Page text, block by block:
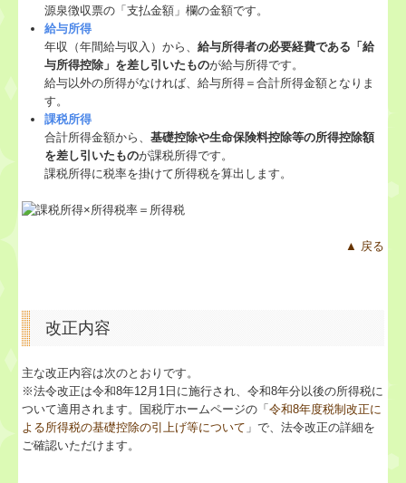
マイナンバーQ&A特集
過去のセミナー
個人情報保護方針
源泉徴収票の「支払金額」欄の金額です。
給与所得
年収（年間給与収入）から、給与所得者の必要経費である「給
与所得控除」を差し引いたものが給与所得です。
給与以外の所得がなければ、給与所得＝合計所得金額となりま
す。
課税所得
合計所得金額から、基礎控除や生命保険料控除等の所得控除額
を差し引いたものが課税所得です。
課税所得に税率を掛けて所得税を算出します。
▲ 戻る
改正内容
主な改正内容は次のとおりです。
※法令改正は令和8年12月1日に施行され、令和8年分以後の所得税に
ついて適用されます。国税庁ホームページの「令和8年度税制改正に
よる所得税の基礎控除の引上げ等について 」で、法令改正の詳細を
ご確認いただけます。